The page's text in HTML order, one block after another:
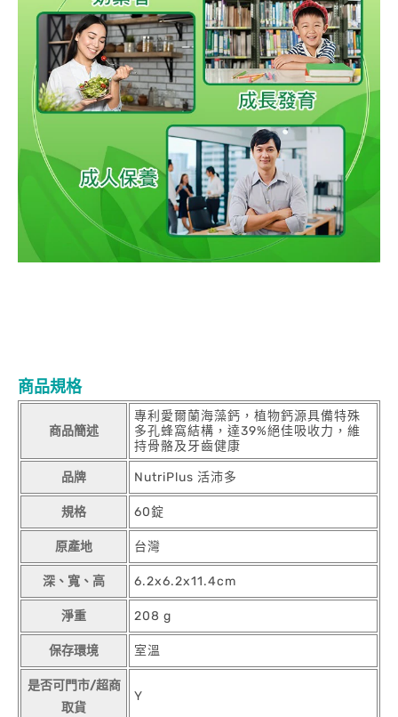
商品規格
商品簡述
專利愛爾蘭海藻鈣，植物鈣源具備特殊
多孔蜂窩結構，達39%絕佳吸收力，維
持骨骼及牙齒健康
品牌 NutriPlus 活沛多
規格 60錠
原產地 台灣
深、寬、高 6.2x6.2x11.4cm
淨重 208 g
保存環境 室溫
是否可門市/超商
取貨
Y